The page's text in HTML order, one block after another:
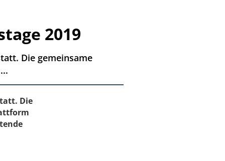
2019
Die gemeinsame
Die